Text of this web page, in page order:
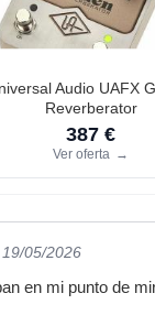
Audio UAFX
Reverberator
387 €
Ver oferta →
05/2026
en mi punto de